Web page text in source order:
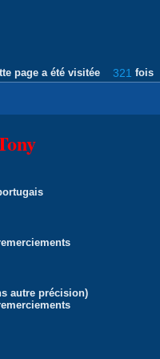
page a été visitée 321 fois
autre précision)